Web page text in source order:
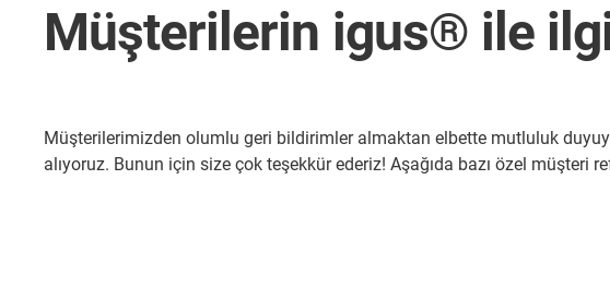
Müşterilerin igus® ile
Müşterilerimizden olumlu geri bildirimler almaktan elbette mutluluk
alıyoruz. Bunun için size çok teşekkür ederiz! Aşağıda bazı özel müşteri